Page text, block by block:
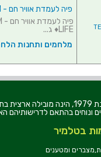
פיה לעמדת אוויר חם - SOP 16.0X7.2MM
LIFE♦ ג...
מלחמים ותחנות
חברת טלמיר אלקטרוניקה בע"מ,
ונוחים בהתאם לדרישותיהם
בטלמיר